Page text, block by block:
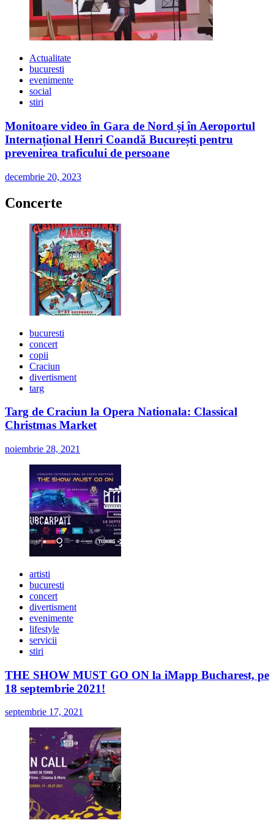
Actualitate
bucuresti
evenimente
social
stiri
Monitoare video în Gara de Nord și în Aeroportul
Internațional Henri Coandă București pentru
prevenirea traficului de persoane
decembrie 20, 2023
Concerte
bucuresti
concert
copii
Craciun
divertisment
targ
Targ de Craciun la Opera Nationala: Classical
Christmas Market
noiembrie 28, 2021
artisti
bucuresti
concert
divertisment
evenimente
lifestyle
servicii
stiri
THE SHOW MUST GO ON la iMapp Bucharest, pe
18 septembrie 2021!
septembrie 17, 2021